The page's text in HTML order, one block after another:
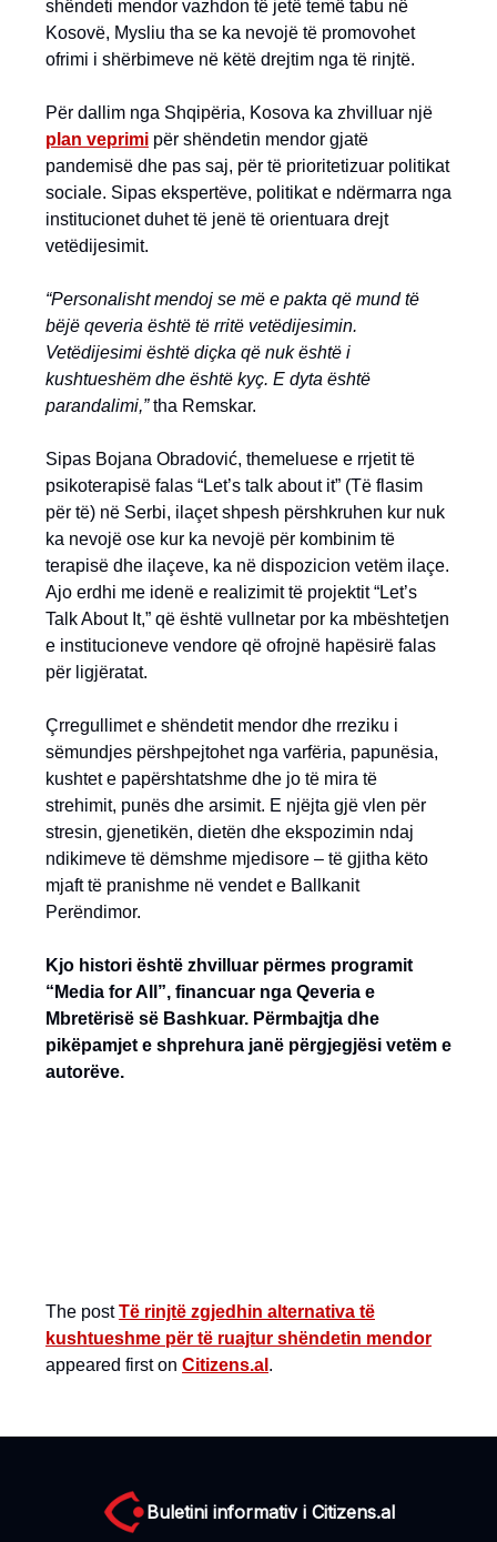
shëndeti mendor vazhdon të jetë temë tabu në
Kosovë, Mysliu tha se ka nevojë të promovohet
ofrimi i shërbimeve në këtë drejtim nga të rinjtë.
Për dallim nga Shqipëria, Kosova ka zhvilluar një
plan veprimi për shëndetin mendor gjatë
pandemisë dhe pas saj, për të prioritetizuar politikat
sociale. Sipas ekspertëve, politikat e ndërmarra nga
institucionet duhet të jenë të orientuara drejt
vetëdijesimit.
“Personalisht mendoj se më e pakta që mund të
bëjë qeveria është të rritë vetëdijesimin.
Vetëdijesimi është diçka që nuk është i
kushtueshëm dhe është kyç. E dyta është
parandalimi,”tha Remskar.
Sipas Bojana Obradović, themeluese e rrjetit të
psikoterapisë falas “Let’s talk about it” (Të flasim
për të) në Serbi, ilaçet shpesh përshkruhen kur nuk
ka nevojë ose kur ka nevojë për kombinim të
terapisë dhe ilaçeve, ka në dispozicion vetëm ilaçe.
Ajo erdhi me idenë e realizimit të projektit “Let’s
Talk About It,” që është vullnetar por ka mbështetjen
e institucioneve vendore që ofrojnë hapësirë falas
për ligjëratat.
Çrregullimet e shëndetit mendor dhe rreziku i
sëmundjes përshpejtohet nga varfëria, papunësia,
kushtet e papërshtatshme dhe jo të mira të
strehimit, punës dhe arsimit. E njëjta gjë vlen për
stresin, gjenetikën, dietën dhe ekspozimin ndaj
ndikimeve të dëmshme mjedisore – të gjitha këto
mjaft të pranishme në vendet e Ballkanit
Perëndimor.
Kjo histori është zhvilluar përmes programit
“Media for All”, financuar nga Qeveria e
Mbretërisë së Bashkuar. Përmbajtja dhe
pikëpamjet e shprehura janë përgjegjësi vetëm e
autorëve.
The postTë rinjtë zgjedhin alternativa të
kushtueshme për të ruajtur shëndetin mendor
appeared first on Citizens.al .
Buletini informativ i Citizens.al